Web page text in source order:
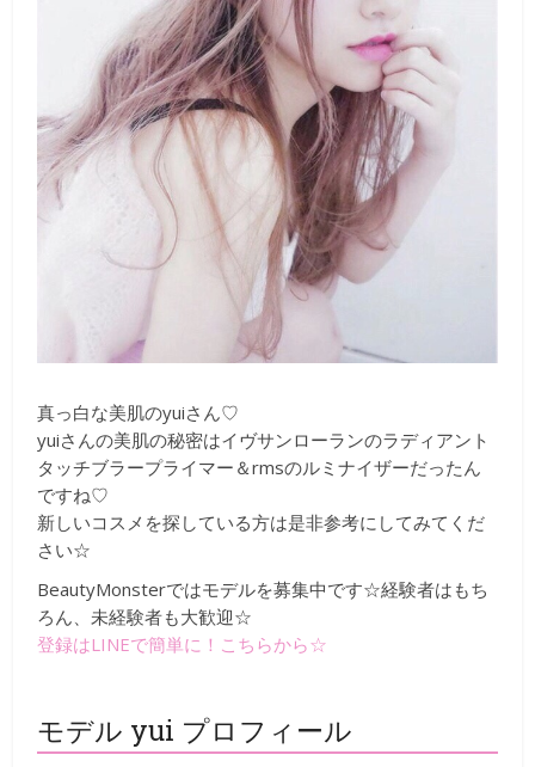
真っ白な美肌のyuiさん♡
yuiさんの美肌の秘密はイヴサンローランのラディアント
タッチブラープライマー＆rmsのルミナイザーだったん
ですね♡
新しいコスメを探している方は是非参考にしてみてくだ
さい☆
BeautyMonsterではモデルを募集中です☆経験者はもち
ろん、未経験者も大歓迎☆
登録はLINEで簡単に！こちらから☆
モデル yui プロフィール